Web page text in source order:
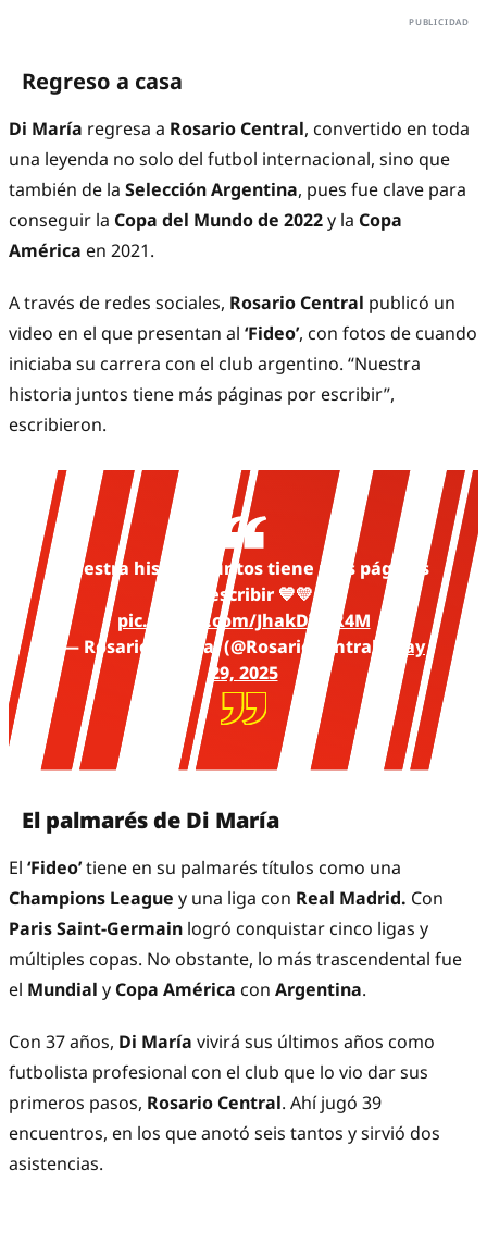
Regreso a casa
Di María regresa a Rosario Central, convertido en toda
una leyenda no solo del futbol internacional, sino que
también de la Selección Argentina, pues fue clave para
conseguir la Copa del Mundo de 2022y la Copa
América en 2021.
A través de redes sociales, Rosario Central publicó un
video en el que presentan al ‘Fideo’, con fotos de cuando
iniciaba su carrera con el club argentino. “Nuestra
historia juntos tiene más páginas por escribir”,
escribieron.
Nuestra historia juntos tiene más páginas
por escribir 💙💛
pic.twitter.com/JhakDVuR4M
— Rosario Central (@RosarioCentral)
May
29, 2025
El palmarés de Di María
El ‘Fideo’tiene en su palmarés títulos como una
Champions League y una liga con Real Madrid. Con
Paris Saint-Germain logró conquistar cinco ligas y
múltiples copas. No obstante, lo más trascendental fue
el Mundial y Copa América con Argentina.
Con 37 años, Di María vivirá sus últimos años como
futbolista profesional con el club que lo vio dar sus
primeros pasos, Rosario Central. Ahí jugó 39
encuentros, en los que anotó seis tantos y sirvió dos
asistencias.